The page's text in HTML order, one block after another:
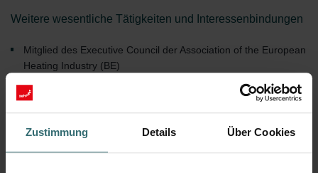
Zustimmung Details Über Cookies
Weitere wesentliche Tätigkeiten und Interessenbindungen
Mitglied des Executive Council der Association of the European
Heating Industry (BE)
Gruppenleitung